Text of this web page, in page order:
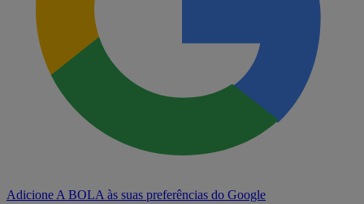
Adicione A BOLA às suas preferências do Google